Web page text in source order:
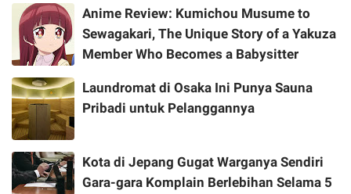
Anime Review: Kumichou Musume to
Sewagakari, The Unique Story of a Yakuza
Member Who Becomes a Babysitter
Laundromat di Osaka Ini Punya Sauna
Pribadi untuk Pelanggannya
Kota di Jepang Gugat Warganya Sendiri
Gara-gara Komplain Berlebihan Selama 5